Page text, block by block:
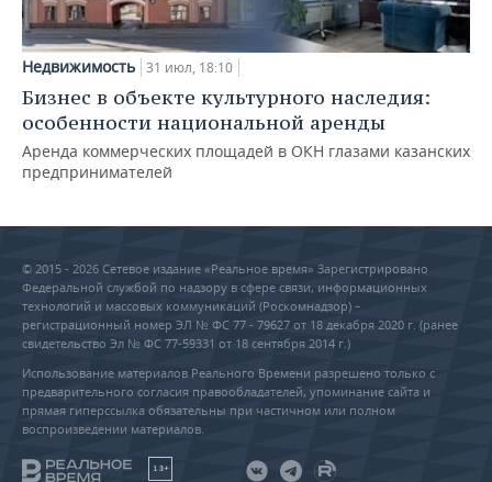
Недвижимость 31 июл, 18:10
Бизнес в объекте культурного наследия:
особенности национальной аренды
Аренда коммерческих площадей в ОКН глазами казанских
предпринимателей
© 2015 - 2026 Сетевое издание «Реальное время» Зарегистрировано
Федеральной службой по надзору в сфере связи, информационных
технологий и массовых коммуникаций (Роскомнадзор) –
регистрационный номер ЭЛ № ФС 77 - 79627 от 18 декабря 2020 г. (ранее
свидетельство Эл № ФС 77-59331 от 18 сентября 2014 г.)
Использование материалов Реального Времени разрешено только с
предварительного согласия правообладателей, упоминание сайта и
прямая гиперссылка обязательны при частичном или полном
воспроизведении материалов.
18+